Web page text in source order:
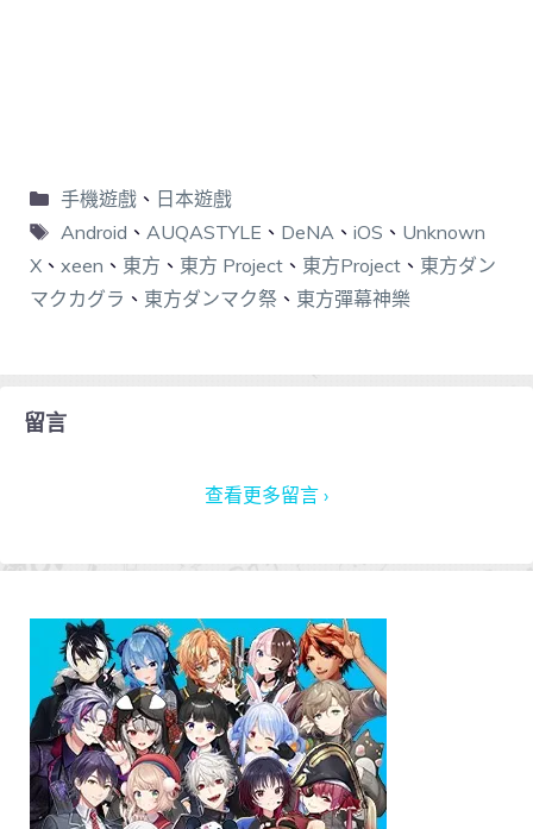
手機遊戲、 日本遊戲
Android 、 AUQASTYLE 、 DeNA 、 iOS 、 Unknown
X 、 xeen 、 東方 、 東方 Project 、 東方Project 、 東方ダン
マクカグラ 、 東方ダンマク祭 、 東方彈幕神樂
留言
查看更多留言 ›